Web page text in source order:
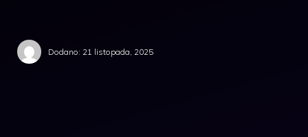
Dodano: 21 listopada, 2025